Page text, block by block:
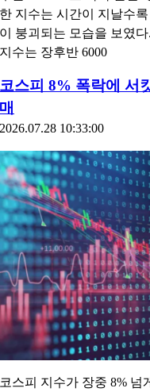
한 지수는 시간이 지날수
이 붕괴되는 모습을 보였
지수는 장후반 6000
코스피 8% 폭락에 서
매
2026.07.28 10:33:00
코스피 지수가 장중 8% 넘